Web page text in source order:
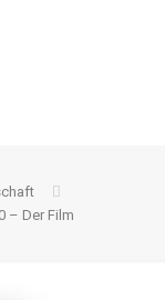
– Der Film